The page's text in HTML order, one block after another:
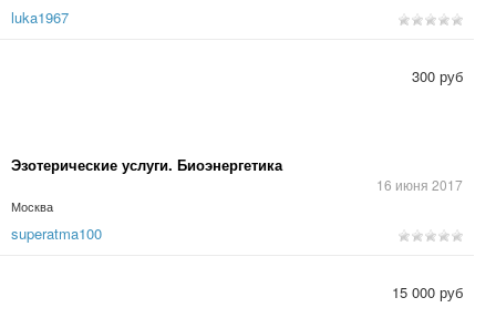
luka1967
Эзотерические услуги. Биоэнергетика
16 июня 2017
Москва
300 руб
superatma100
15 000 руб